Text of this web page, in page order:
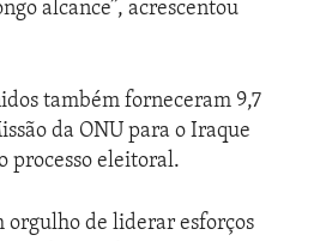
alcance”, acrescentou
também forneceram 9,7
da ONU para o Iraque
processo eleitoral.
orgulho de liderar esforços